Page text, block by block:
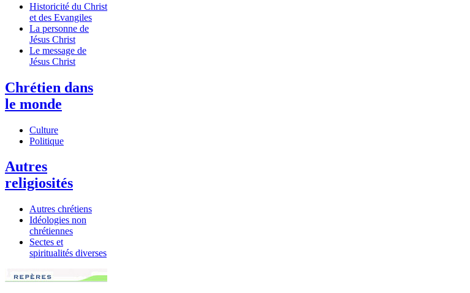
Historicité du Christ
et des Evangiles
La personne de
Jésus Christ
Le message de
Jésus Christ
Chrétien dans
le monde
Culture
Politique
Autres
religiosités
Autres chrétiens
Idéologies non
chrétiennes
Sectes et
spiritualités diverses